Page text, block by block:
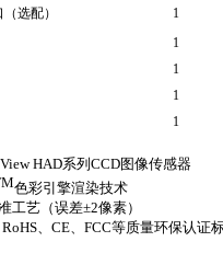
选配）
1
1
1
1
1
HAD系列CCD图像传感器
色彩引擎渲染技术
工艺（误差±2像素）
RoHS、CE、FCC等质量环保认证